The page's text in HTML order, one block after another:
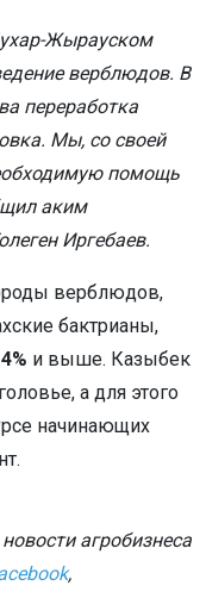
Жырауском
верблюдов. В
переработка
Мы, со своей
помощь
аким
Иргебаев.
верблюдов,
бактрианы,
4% и выше. Казыбек
а для этого
начинающих
агробизнеса
,